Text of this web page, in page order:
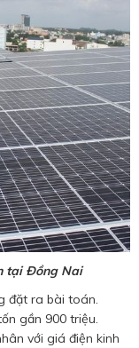
tại Đồng Nai
đặt ra bài toán.
gần 900 triệu.
với giá điện kinh